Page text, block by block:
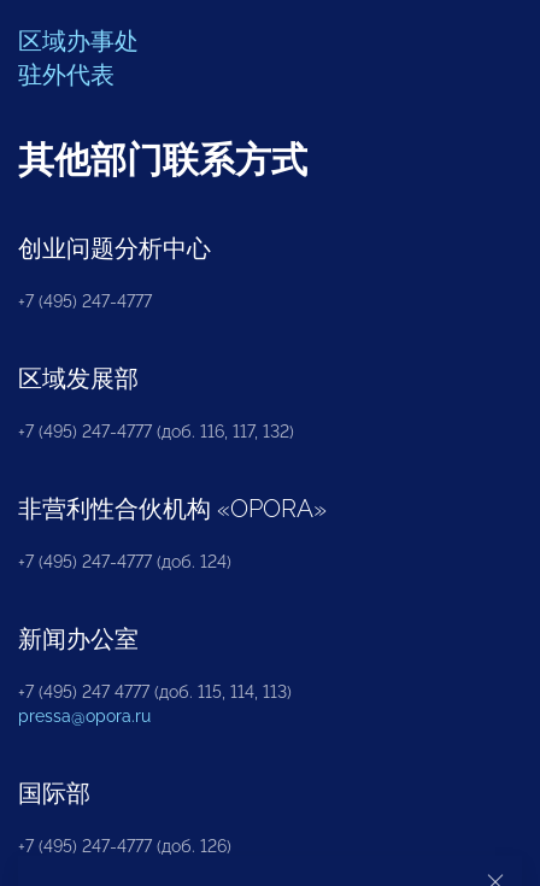
区域办事处
驻外代表
其他部门联系方式
创业问题分析中心
+7 (495) 247-4777
区域发展部
+7 (495) 247-4777 (доб. 116, 117, 132)
非营利性合伙机构 «OPORA»
+7 (495) 247-4777 (доб. 124)
新闻办公室
+7 (495) 247 4777 (доб. 115, 114, 113)
pressa@opora.ru
国际部
+7 (495) 247-4777 (доб. 126)